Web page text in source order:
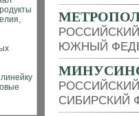
ЮЖНЫЙ
СИБИРСКИЙ